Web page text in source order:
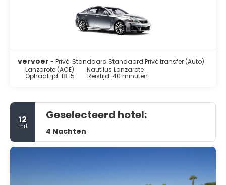
vervoer - Privé: Standaard Standaard Privé transfer (Auto)
Lanzarote (ACE)
Nautilus Lanzarote
Ophaaltijd: 18:15 Reistijd: 40 minuten
12
mrt
Geselecteerd hotel:
4 Nachten